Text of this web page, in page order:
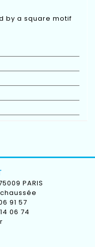
by a square motif
PARIS
91 57
06 74